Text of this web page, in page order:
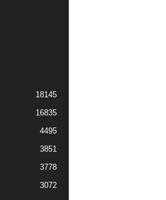
18145
16835
4495
3851
3778
3072